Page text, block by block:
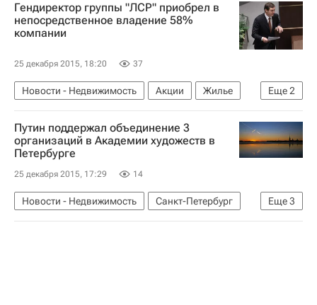
Россия
Гендиректор группы "ЛСР" приобрел в
непосредственное владение 58%
компании
25 декабря 2015, 18:20 37
Еще2
Новости - Недвижимость Акции
Жилье
ЛСР
Россия
Путин поддержал объединение 3
организаций в Академии художеств в
Петербурге
25 декабря 2015, 17:29 14
Еще3
Новости - Недвижимость
Санкт-Петербург
Владимир Путин
Имущество Россия